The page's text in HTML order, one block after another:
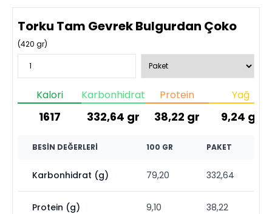
Torku Tam Gevrek Bulgurdan Çoko
(420 gr)
Kalori
1617
Karbonhidrat
332,64 gr
Protein
38,22 gr
Yağ
9,24 gr
BESIN DEĞERLERI 100 GR PAKET
Karbonhidrat (g) 79,20 332,64
Protein (g) 9,10 38,22